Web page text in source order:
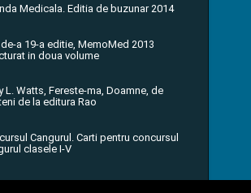
Medicala. Editia de buzunar 2014
de-a 19-a editie, MemoMed 2013
in doua volume
L. Watts, Fereste-ma, Doamne, de
de la editura Rao
Cangurul. Carti pentru concursul
clasele I-V